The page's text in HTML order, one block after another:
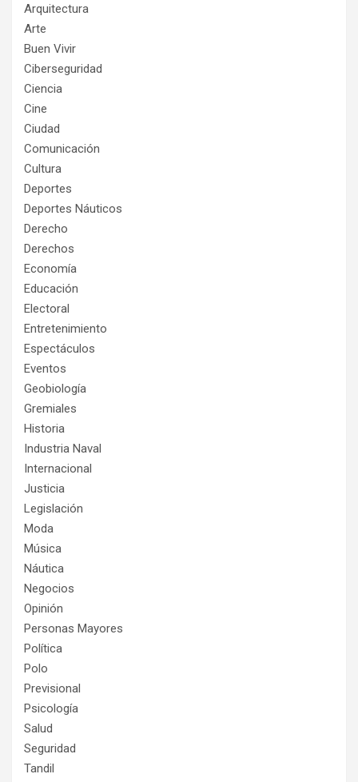
Arquitectura
Arte
Buen Vivir
Ciberseguridad
Ciencia
Cine
Ciudad
Comunicación
Cultura
Deportes
Deportes Náuticos
Derecho
Derechos
Economía
Educación
Electoral
Entretenimiento
Espectáculos
Eventos
Geobiología
Gremiales
Historia
Industria Naval
Internacional
Justicia
Legislación
Moda
Música
Náutica
Negocios
Opinión
Personas Mayores
Política
Polo
Previsional
Psicología
Salud
Seguridad
Tandil